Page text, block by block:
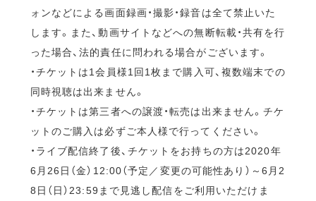
ォンなどによる画面録画・撮影・録音は全て禁止いた
します。また、動画サイトなどへの無断転載・共有を行
った場合、法的責任に問われる場合がございます。
・チケットは1会員様1回1枚まで購入可、複数端末での
同時視聴は出来ません。
・チケットは第三者への譲渡・転売は出来ません。チケ
ットのご購入は必ずご本人様で行ってください。
・ライブ配信終了後、チケットをお持ちの方は2020年
6月26日（金）12:00（予定／変更の可能性あり）～6月2
8日（日）23:59まで見逃し配信をご利用いただけま